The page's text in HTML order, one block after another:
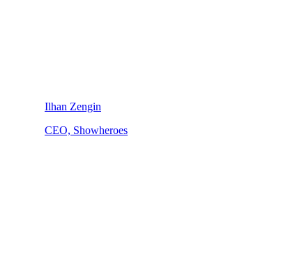
Ilhan Zengin
CEO, Showheroes